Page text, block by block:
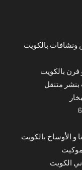
ونشافات بالكويت
بالكويت
متنقل
و الأوساخ بالكويت
الكويت